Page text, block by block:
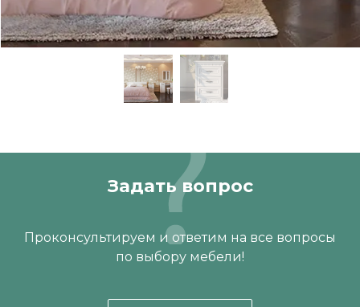
Задать вопрос
Проконсультируем и ответим на все вопросы
по выбору мебели!